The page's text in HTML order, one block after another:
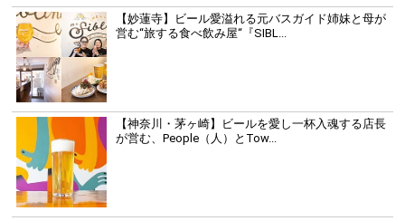
【妙蓮寺】ビール愛溢れる元バスガイド姉妹と母が
営む“旅する食べ飲み屋“『SIBL...
【神奈川・茅ヶ崎】ビールを愛し一杯入魂する店長
が営む、People（人）とTow...